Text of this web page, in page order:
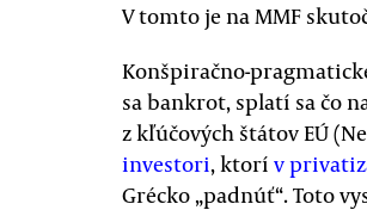
V tomto je na MMF
Konšpiračno-
sa bankrot, splatí sa čo
z kľúčových štátov EÚ
investori, ktorí v
Grécko „padnúť“. Toto